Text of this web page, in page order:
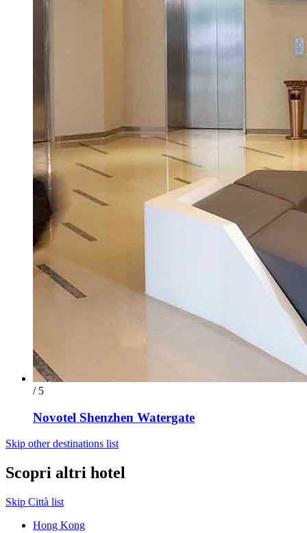
/ 5
Novotel Shenzhen Watergate
Skip other destinations list
Scopri altri hotel
Skip Città list
Hong Kong